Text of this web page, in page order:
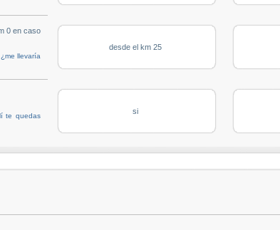
0 en caso
llevaría
desde el km 25
te quedas
si